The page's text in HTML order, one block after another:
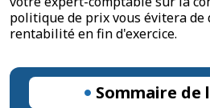
politique de prix vous évitera de
rentabilité en fin d'exercice.
Sommaire de